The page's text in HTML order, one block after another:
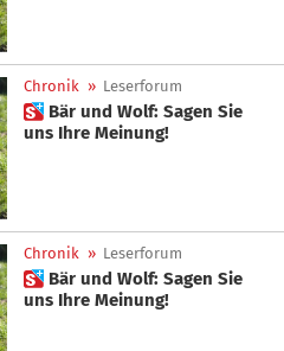
Chronik » Leserforum
 Bär und Wolf: Sagen Sie
uns Ihre Meinung!
Chronik » Leserforum
 Bär und Wolf: Sagen Sie
uns Ihre Meinung!